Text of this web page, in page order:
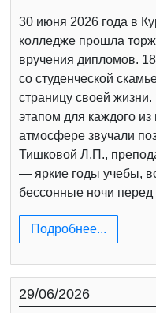
30 июня 2026 года в
колледже прошла
вручения дипломов.
со студенческой
страницу своей
этапом для каждого
атмосфере звучали
Тишковой Л.П.,
— яркие годы учебы,
бессонные ночи
Подробнее...
29/06/2026